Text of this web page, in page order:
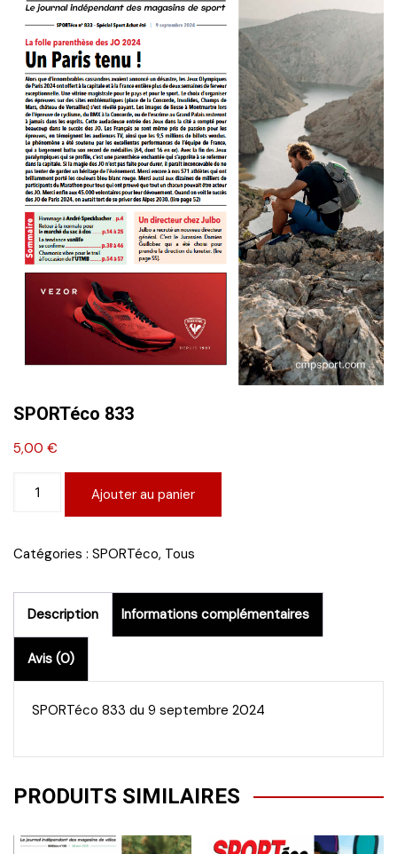
SPORTéco 833
5,00 €
833
Ajouter au panier
Catégories : SPORTéco, Tous
Description Informations complémentaires
Avis (0)
SPORTéco 833 du 9 septembre 2024
PRODUITS SIMILAIRES